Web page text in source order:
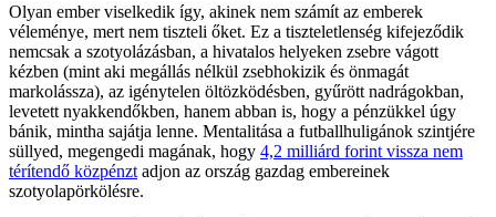
Olyan ember viselkedik így, akinek nem számít az emberek
véleménye, mert nem tiszteli őket. Ez a tiszteletlenség kifejeződik
nemcsak a szotyolázásban, a hivatalos helyeken zsebre vágott
kézben (mint aki megállás nélkül zsebhokizik és önmagát
markolássza), az igénytelen öltözködésben, gyűrött nadrágokban,
levetett nyakkendőkben, hanem abban is, hogy a pénzükkel úgy
bánik, mintha sajátja lenne. Mentalitása a futballhuligánok szintjére
süllyed, megengedi magának, hogy 4,2 milliárd forint vissza nem
térítendő közpénzt adjon az ország gazdag embereinek
szotyolapörkölésre.